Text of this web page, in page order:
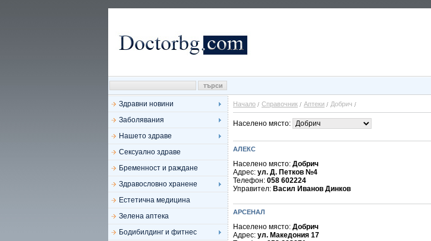
Здравни новини
Заболявания
Нашето здраве
Сексуално здраве
Бременност и раждане
Здравословно хранене
Естетична медицина
Зелена аптека
Бодибилдинг и фитнес
Начало Справочник Аптеки Добрич
Населено място:
АЛЕКС
Населено място: Добрич
Адрес: ул. Д. Петков №4
Телефон: 058 602224
Управител: Васил Иванов Динков
АРСЕНАЛ
Населено място: Добрич
Адрес: ул. Македония 17